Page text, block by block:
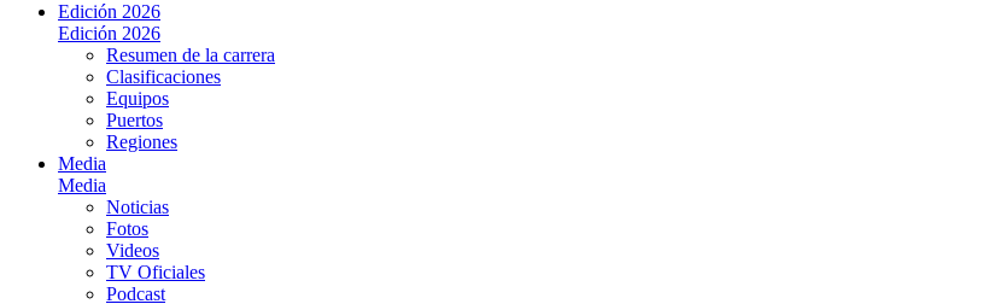
Edición 2026
Edición 2026
Resumen de la carrera
Clasificaciones
Equipos
Puertos
Regiones
Media
Media
Noticias
Fotos
Videos
TV Oficiales
Podcast